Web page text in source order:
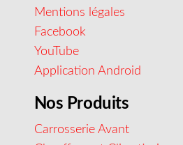
Mentions légales
Facebook
YouTube
Application Android
Nos Produits
Carrosserie Avant